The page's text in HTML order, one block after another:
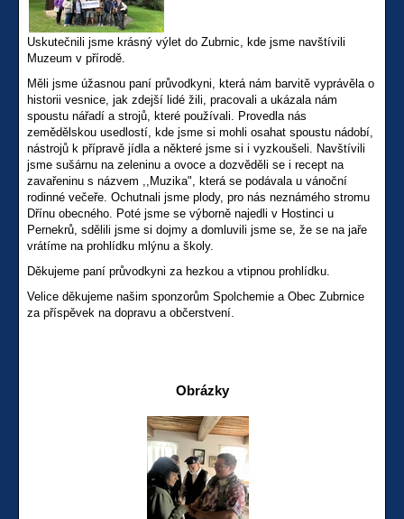
Uskutečnili jsme krásný výlet do Zubrnic, kde jsme navštívili
Muzeum v přírodě.
Měli jsme úžasnou paní průvodkyni, která nám barvitě vyprávěla o
historii vesnice, jak zdejší lidé žili, pracovali a ukázala nám
spoustu nářadí a strojů, které používali. Provedla nás
zemědělskou usedlostí, kde jsme si mohli osahat spoustu nádobí,
nástrojů k přípravě jídla a některé jsme si i vyzkoušeli. Navštívili
jsme sušárnu na zeleninu a ovoce a dozvěděli se i recept na
zavařeninu s názvem ,,Muzika", která se podávala u vánoční
rodinné večeře. Ochutnali jsme plody, pro nás neznámého stromu
Dřínu obecného. Poté jsme se výborně najedli v Hostinci u
Pernekrů, sdělili jsme si dojmy a domluvili jsme se, že se na jaře
vrátíme na prohlídku mlýnu a školy.
Děkujeme paní průvodkyni za hezkou a vtipnou prohlídku.
Velice děkujeme našim sponzorům Spolchemie a Obec Zubrnice
za příspěvek na dopravu a občerstvení.
Obrázky